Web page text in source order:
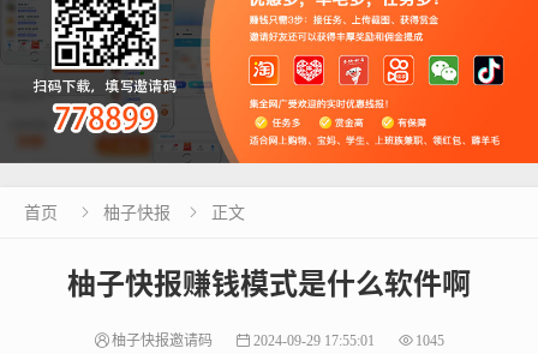
首页  柚子快报  正文
柚子快报赚钱模式是什么软件啊
柚子快报邀请码 2024-09-29 17:55:01 1045